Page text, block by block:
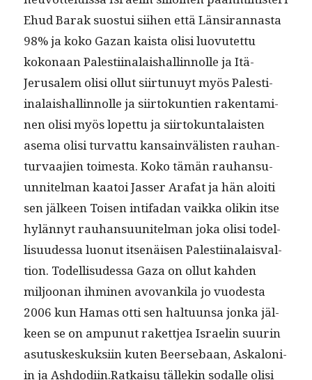
Ehud Barak suos­tui siihen että Län­sir­an­nas­ta
98% ja koko Gazan kaista olisi luovutet­tu
kokon­aan Palesti­inalaishallinnolle ja Itä-
Jerusalem olisi ollut siir­tunuyt myös Palesti­
inalaishallinnolle ja siir­tokun­tien rak­en­t­a­mi­
nen olisi myös lopet­tu ja siir­tokun­ta­lais­ten
ase­ma olisi tur­vat­tu kan­sain­välis­ten rauhan­
tur­vaa­jien toimes­ta. Koko tämän rauhan­su­
un­nitel­man kaa­toi Jass­er Arafat ja hän aloiti
sen jäl­keen Toisen intifadan vaik­ka olikin itse
hylän­nyt rauhan­su­u­nitel­man joka olisi todel­
lisu­udessa luonut itsenäisen Palesti­inalais­val­
tion. Todel­lisudessa Gaza on ollut kah­den
miljoo­nan ihmi­nen avo­vanki­la jo vuodes­ta
2006 kun Hamas otti sen hal­tu­un­sa jon­ka jäl­
keen se on ampunut raket­tjea Israelin suurin
asu­tuskeskuk­si­in kuten Beerse­baan, Askaloni­
in ja Ashdodiin.Ratkaisu tällekin sodalle olisi